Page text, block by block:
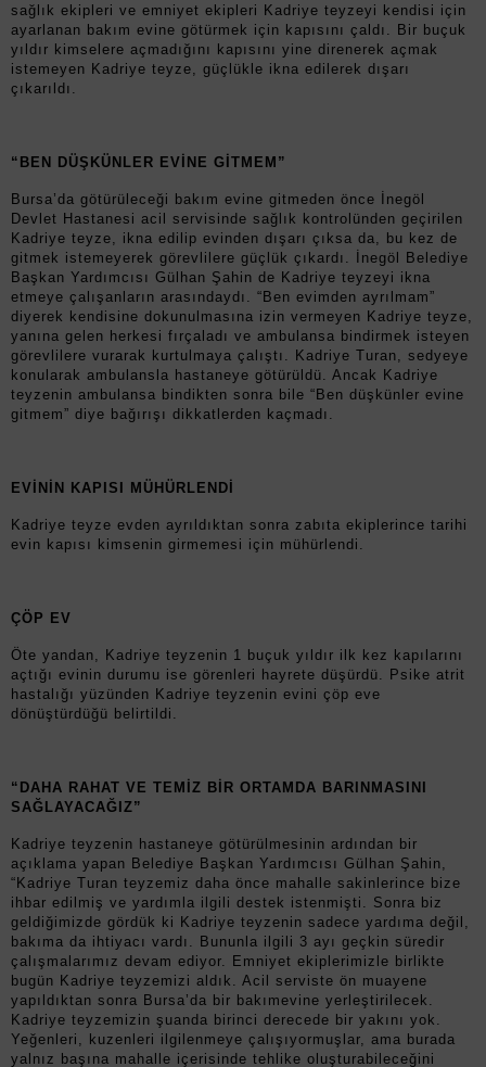
sağlık ekipleri ve emniyet ekipleri Kadriye teyzeyi kendisi için
ayarlanan bakım evine götürmek için kapısını çaldı. Bir buçuk
yıldır kimselere açmadığını kapısını yine direnerek açmak
istemeyen Kadriye teyze, güçlükle ikna edilerek dışarı
çıkarıldı.
“BEN DÜŞKÜNLER EVİNE GİTMEM”
Bursa’da götürüleceği bakım evine gitmeden önce İnegöl
Devlet Hastanesi acil servisinde sağlık kontrolünden geçirilen
Kadriye teyze, ikna edilip evinden dışarı çıksa da, bu kez de
gitmek istemeyerek görevlilere güçlük çıkardı. İnegöl Belediye
Başkan Yardımcısı Gülhan Şahin de Kadriye teyzeyi ikna
etmeye çalışanların arasındaydı. “Ben evimden ayrılmam”
diyerek kendisine dokunulmasına izin vermeyen Kadriye teyze,
yanına gelen herkesi fırçaladı ve ambulansa bindirmek isteyen
görevlilere vurarak kurtulmaya çalıştı. Kadriye Turan, sedyeye
konularak ambulansla hastaneye götürüldü. Ancak Kadriye
teyzenin ambulansa bindikten sonra bile “Ben düşkünler evine
gitmem” diye bağırışı dikkatlerden kaçmadı.
EVİNİN KAPISI MÜHÜRLENDİ
Kadriye teyze evden ayrıldıktan sonra zabıta ekiplerince tarihi
evin kapısı kimsenin girmemesi için mühürlendi.
ÇÖP EV
Öte yandan, Kadriye teyzenin 1 buçuk yıldır ilk kez kapılarını
açtığı evinin durumu ise görenleri hayrete düşürdü. Psike atrit
hastalığı yüzünden Kadriye teyzenin evini çöp eve
dönüştürdüğü belirtildi.
“DAHA RAHAT VE TEMİZ BİR ORTAMDA BARINMASINI
SAĞLAYACAĞIZ”
Kadriye teyzenin hastaneye götürülmesinin ardından bir
açıklama yapan Belediye Başkan Yardımcısı Gülhan Şahin,
“Kadriye Turan teyzemiz daha önce mahalle sakinlerince bize
ihbar edilmiş ve yardımla ilgili destek istenmişti. Sonra biz
geldiğimizde gördük ki Kadriye teyzenin sadece yardıma değil,
bakıma da ihtiyacı vardı. Bununla ilgili 3 ayı geçkin süredir
çalışmalarımız devam ediyor. Emniyet ekiplerimizle birlikte
bugün Kadriye teyzemizi aldık. Acil serviste ön muayene
yapıldıktan sonra Bursa’da bir bakımevine yerleştirilecek.
Kadriye teyzemizin şuanda birinci derecede bir yakını yok.
Yeğenleri, kuzenleri ilgilenmeye çalışıyormuşlar, ama burada
yalnız başına mahalle içerisinde tehlike oluşturabileceğini